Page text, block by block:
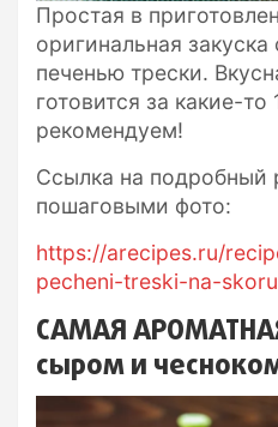
Простая в
оригинальная
печенью трески.
готовится за какие-
рекомендуем!
Ссылка на подробный
пошаговыми фото:
https://arecipes.ru/
pecheni-treski-na-
САМАЯ
сыром и